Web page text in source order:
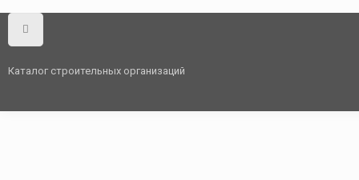
Каталог строительных организаций